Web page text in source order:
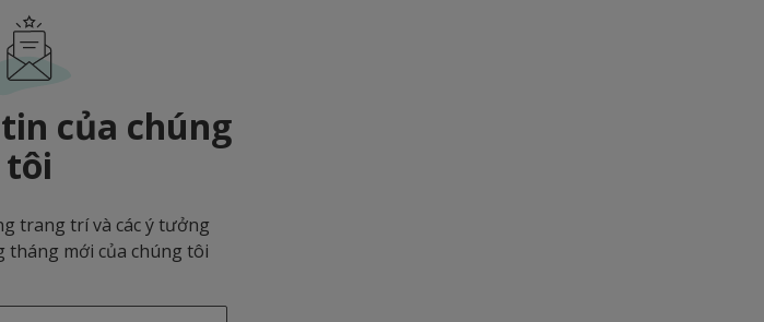
của chúng
tôi
trang trí và các ý tưởng
mới của chúng tôi